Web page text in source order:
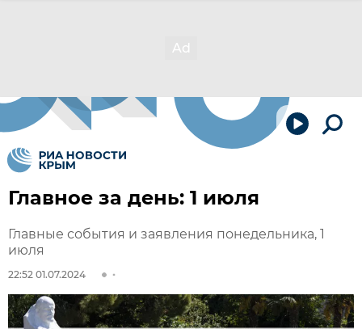
Главное за день: 1 июля
Главные события и заявления понедельника, 1
июля
22:52 01.07.2024